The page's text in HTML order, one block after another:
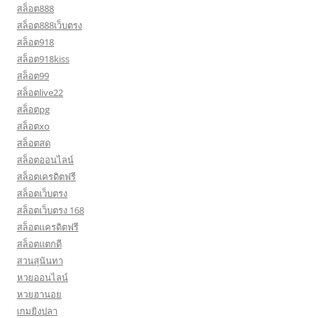
สล็อต888
สล็อต888เว็บตรง
สล็อต918
สล็อต918kiss
สล็อต99
สล็อตlive22
สล็อตpg
สล็อตxo
สล็อตสด
สล็อตออนไลน์
สล็อตเครดิตฟรี
สล็อตเว็บตรง
สล็อตเว็บตรง 168
สล็อตเเครดิตฟรี
สล็อตแตกดี
สวนสุนันทา
หวยออนไลน์
หวยฮานอย
เกมยิงปลา